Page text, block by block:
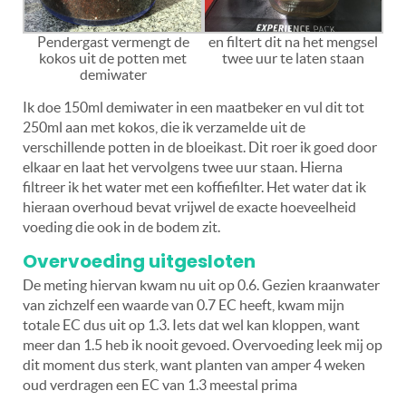
Pendergast vermengt de
kokos uit de potten met
demiwater
en filtert dit na het mengsel
twee uur te laten staan
Ik doe 150ml demiwater in een maatbeker en vul dit tot
250ml aan met kokos, die ik verzamelde uit de
verschillende potten in de bloeikast. Dit roer ik goed door
elkaar en laat het vervolgens twee uur staan. Hierna
filtreer ik het water met een koffiefilter. Het water dat ik
hieraan overhoud bevat vrijwel de exacte hoeveelheid
voeding die ook in de bodem zit.
Overvoeding uitgesloten
De meting hiervan kwam nu uit op 0.6. Gezien kraanwater
van zichzelf een waarde van 0.7 EC heeft, kwam mijn
totale EC dus uit op 1.3. Iets dat wel kan kloppen, want
meer dan 1.5 heb ik nooit gevoed. Overvoeding leek mij op
dit moment dus sterk, want planten van amper 4 weken
oud verdragen een EC van 1.3 meestal prima